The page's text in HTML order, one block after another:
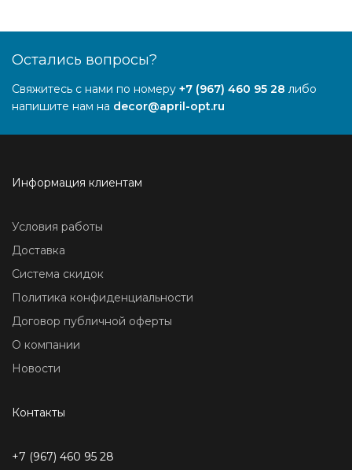
Остались вопросы?
Свяжитесь с нами по номеру +7 (967) 460 95 28 либо
напишите нам на decor@april-opt.ru
Информация клиентам
Условия работы
Доставка
Система скидок
Политика конфиденциальности
Договор публичной оферты
О компании
Новости
Контакты
+7 (967) 460 95 28